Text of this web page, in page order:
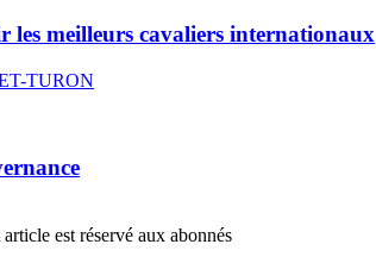
les meilleurs cavaliers internationaux
TURON
article est réservé aux abonnés